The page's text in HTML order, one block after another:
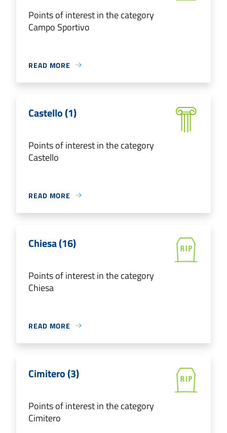
Points of interest in the category
Campo Sportivo
READ MORE
Castello (1)
Points of interest in the category
Castello
READ MORE
Chiesa (16)
Points of interest in the category
Chiesa
READ MORE
Cimitero (3)
Points of interest in the category
Cimitero